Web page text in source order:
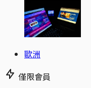
歐洲
僅限會員